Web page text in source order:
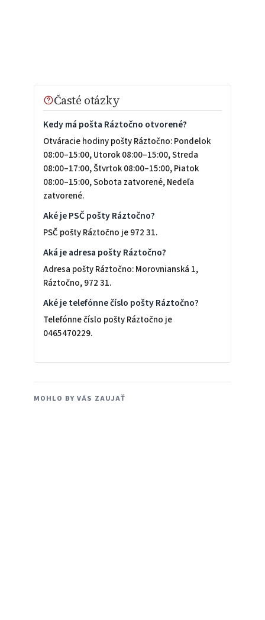
Časté otázky
Kedy má pošta Ráztočno otvorené?
Otváracie hodiny pošty Ráztočno: Pondelok
08:00–15:00, Utorok 08:00–15:00, Streda
08:00–17:00, Štvrtok 08:00–15:00, Piatok
08:00–15:00, Sobota zatvorené, Nedeľa
zatvorené.
Aké je PSČ pošty Ráztočno?
PSČ pošty Ráztočno je 972 31.
Aká je adresa pošty Ráztočno?
Adresa pošty Ráztočno: Morovnianská 1,
Ráztočno, 972 31.
Aké je telefónne číslo pošty Ráztočno?
Telefónne číslo pošty Ráztočno je
0465470229.
MOHLO BY VÁS ZAUJAŤ